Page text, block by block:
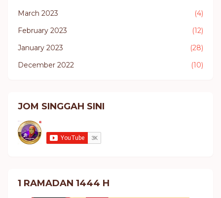
March 2023
(4)
February 2023
(12)
January 2023
(28)
December 2022
(10)
JOM SINGGAH SINI
1 RAMADAN 1444 H